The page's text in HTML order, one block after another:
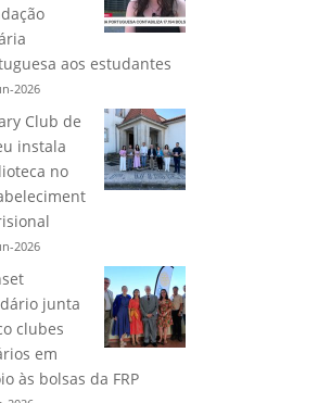
aos estudantes
2026
Club de
instala
no
2026
junta
clubes
em
às bolsas da FRP